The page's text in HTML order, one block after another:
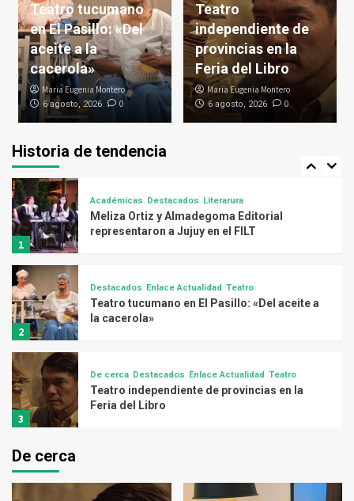
Teatro tucumano
en El Pasillo: «Del
aceite a la
cacerola»
Maria Eugenia Montero
6 agosto, 2026 0
Teatro
independiente de
provincias en la
Feria del Libro
Maria Eugenia Montero
6 agosto, 2026 0
Historia de tendencia
4
Artes Visuales Destacados Espacios culturales
Muestra de artes visuales «Las delicias de
Renata»
5
De cerca Destacados Enlace Actualidad
Homenaje
Éxodo
1
Académicas Destacados Literarura
Meliza Ortiz y Almadegoma Editorial
representaron a Jujuy en el FILT
2
Destacados Enlace Actualidad Teatro
Teatro tucumano en El Pasillo: «Del aceite a
la cacerola»
3
De cerca Destacados Enlace Actualidad Teatro
Teatro independiente de provincias en la
Feria del Libro
Renata»
De cerca